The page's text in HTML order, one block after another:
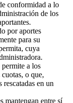
conformidad a lo
de los
por aportes
para su
cuya
a los
o que,
rescatadas en un
mantengan entre sí